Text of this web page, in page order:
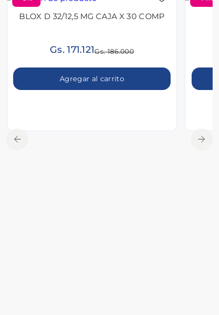
BLOX D 32/12,5 MG CAJA X 30 COMP
Gs. 171.121Gs. 186.000
Agregar al carrito